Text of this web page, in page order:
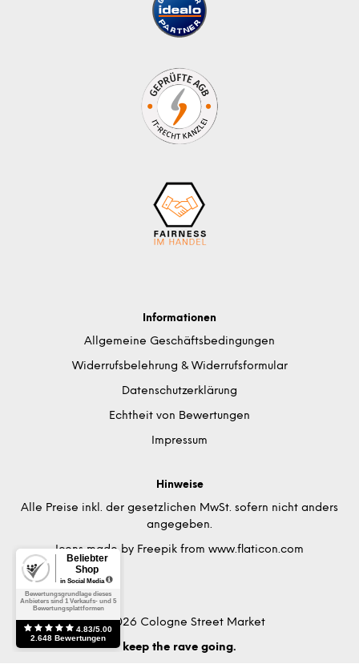
Informationen
Allgemeine Geschäftsbedingungen
Widerrufsbelehrung & Widerrufsformular
Datenschutzerklärung
Echtheit von Bewertungen
Impressum
Hinweise
Alle Preise inkl. der gesetzlichen MwSt. sofern nicht anders
angegeben.
Icons made by Freepik from www.flaticon.com
© 2026 Cologne Street Market
keep the rave going.